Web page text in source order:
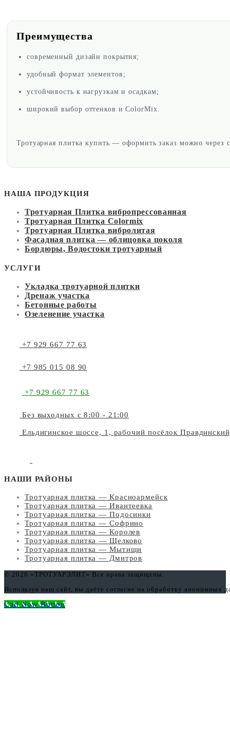
Преимущества
современный дизайн покрытия;
удобный формат элементов;
устойчивость к нагрузкам и осадкам;
широкий выбор оттенков и ColorMix.
Тротуарная плитка купить — оформить заказ можно через
НАША ПРОДУКЦИЯ
Тротуарная Плитка вибропрессованная
Тротуарная Плитка Colormix
Тротуарная Плитка вибролитая
Фасадная плитка — облицовка цоколя
Бордюры, Водостоки тротуарный
УСЛУГИ
Укладка тротуарной плитки
Дренаж участка
Бетонные работы
Озеленение участка
+7 929 667 77 63
+7 985 015 08 90
+7 929 667 77 63
Без выходных с 8:00 - 21:00
Ельдигинское шоссе, 1, рабочий посёлок
НАШИ РАЙОНЫ
Тротуарная плитка — Красноармейск
Тротуарная плитка — Ивантеевка
Тротуарная плитка — Подосинки
Тротуарная плитка — Софрино
Тротуарная плитка — Королев
Тротуарная плитка — Щелково
Тротуарная плитка — Мытищи
Тротуарная плитка — Дмитров
© 2026 «ТРОТУАРЭЛИТ» Все права защищены.
Используя наш сайт, вы даёте согласие на обработку
Call Now Button